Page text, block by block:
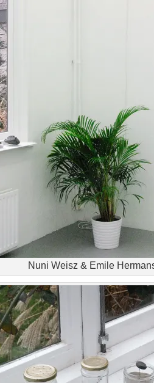
Nuni Weisz & Emile